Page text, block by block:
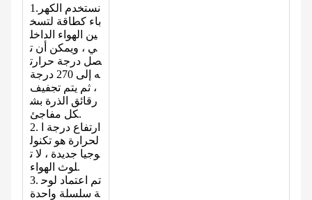
1.نستخدم الكهر
باء كطاقة لتسخ
ين الهواء الداخل
ي ، ويمكن أن ت
صل درجة حرارت
ه إلى 270 درجة
، ثم يتم تجفيف
رقائق الذرة بش
كل مفاجئ.
2. ارتفاع درجة ا
لحرارة هو تكنول
وجيا جديدة ، لا ت
لوث الهواء.
3. تم اعتماد لوح
ة سلسلة واحدة